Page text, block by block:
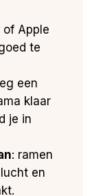
of Apple
te
een
klaar
je in
: ramen
en